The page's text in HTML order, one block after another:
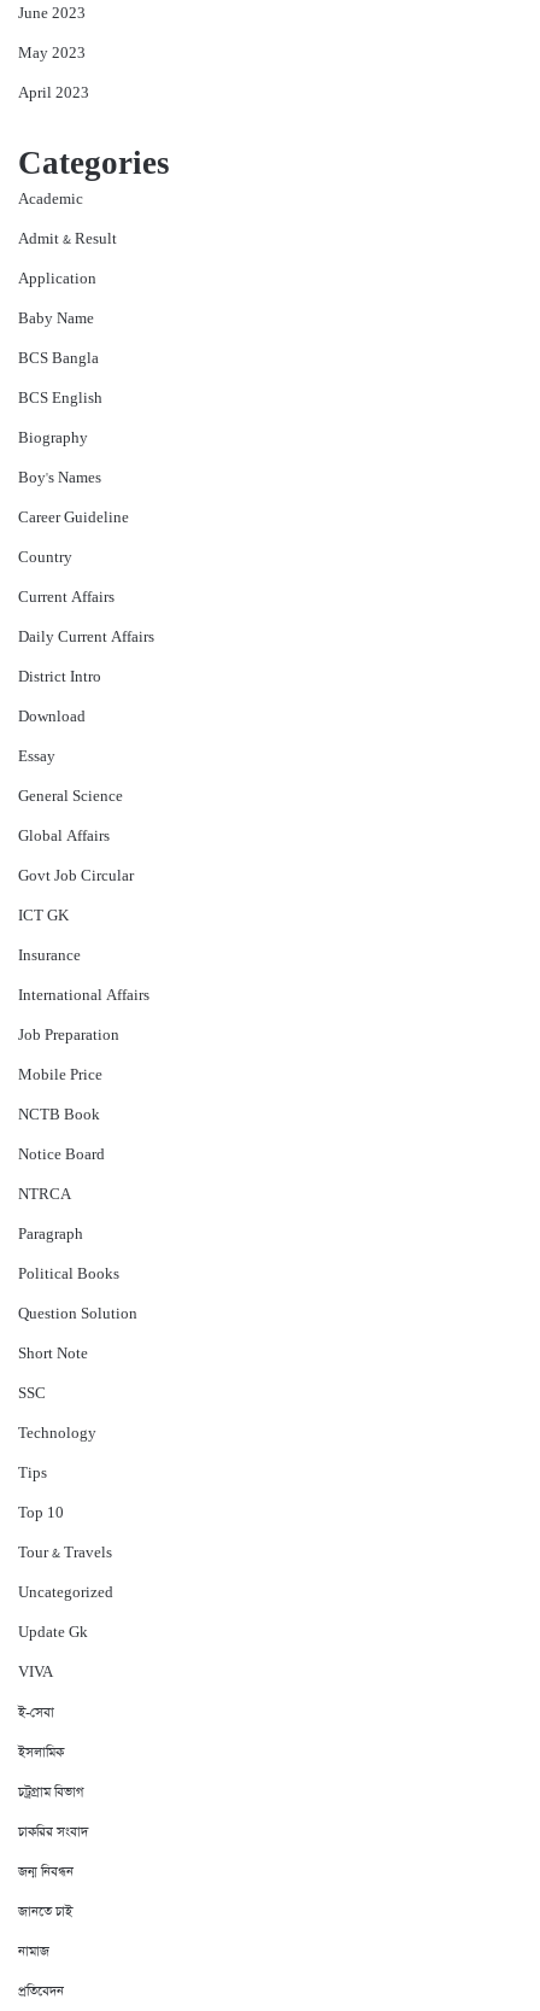
June 2023
May 2023
April 2023
Categories
Academic
Admit & Result
Application
Baby Name
BCS Bangla
BCS English
Biography
Boy's Names
Career Guideline
Country
Current Affairs
Daily Current Affairs
District Intro
Download
Essay
General Science
Global Affairs
Govt Job Circular
ICT GK
Insurance
International Affairs
Job Preparation
Mobile Price
NCTB Book
Notice Board
NTRCA
Paragraph
Political Books
Question Solution
Short Note
‍SSC
Technology
Tips
Top 10
Tour & Travels
Uncategorized
Update Gk
VIVA
ই-সেবা
ইসলামিক
চট্রগ্রাম বিভাগ
চাকরির সংবাদ
জন্ম নিবন্ধন
জানতে চাই
নামাজ
প্রতিবেদন